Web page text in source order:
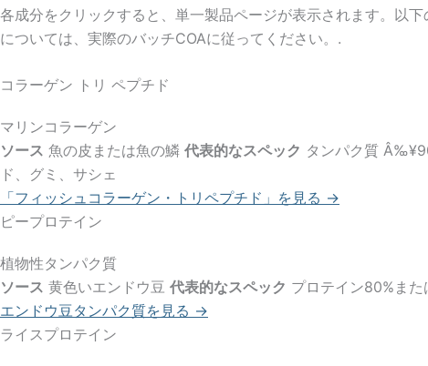
各成分をクリックすると、単一製品ページが表示されます。以
については、実際のバッチCOAに従ってください。.
コラーゲン トリ ペプチド​
マリンコラーゲン
ソース 魚の皮または魚の鱗 代表的なスペック タンパク質
ド、グミ、サシェ
「フィッシュコラーゲン・トリペプチド」を見る →
ピープロテイン
植物性タンパク質
ソース 黄色いエンドウ豆 代表的なスペック プロテイン80%ま
エンドウ豆タンパク質を見る →
ライスプロテイン